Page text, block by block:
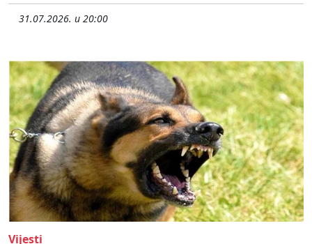
31.07.2026. u 20:00
Vijesti